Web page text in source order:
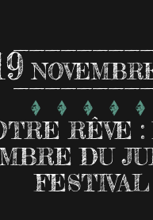
RÊVE
DU
FESTIVAL